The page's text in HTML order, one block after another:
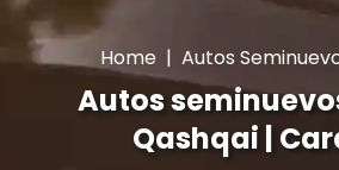
Home | Autos
Autos
Qashqai |